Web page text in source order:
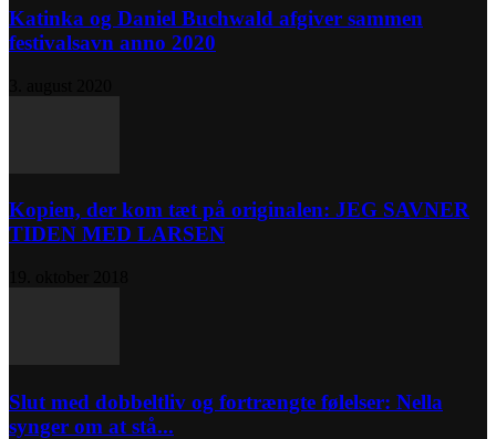
Katinka og Daniel Buchwald afgiver sammen
festivalsavn anno 2020
Kopien, der kom tæt på originalen: JEG SAVNER
TIDEN MED LARSEN
Slut med dobbeltliv og fortrængte følelser: Nella
synger om at stå...